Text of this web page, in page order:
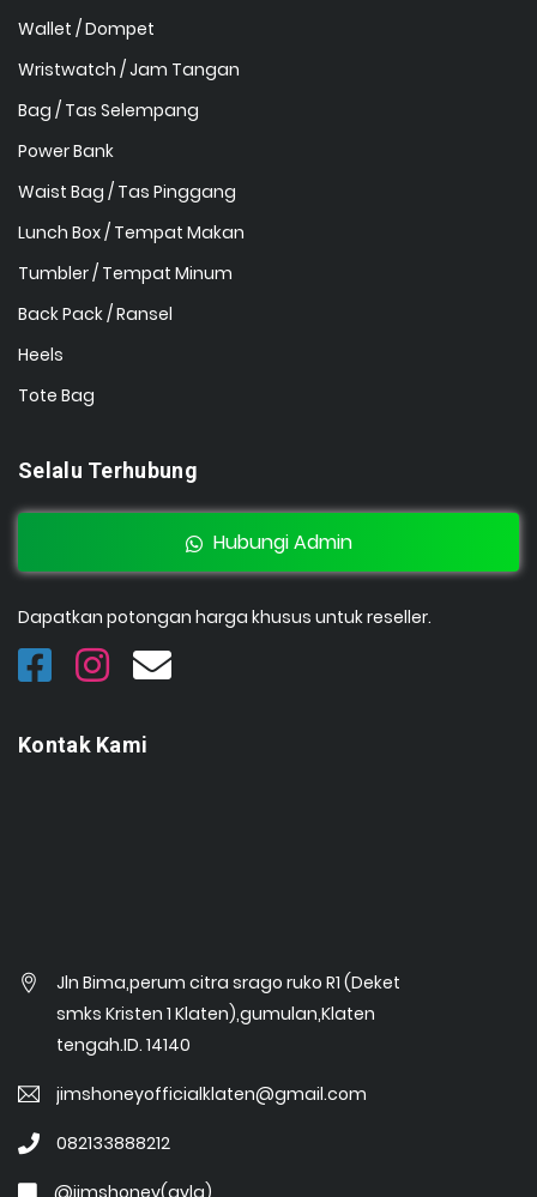
Wallet / Dompet
Wristwatch / Jam Tangan
Bag / Tas Selempang
Power Bank
Waist Bag / Tas Pinggang
Lunch Box / Tempat Makan
Tumbler / Tempat Minum
Back Pack / Ransel
Heels
Tote Bag
Selalu Terhubung
Hubungi Admin
Dapatkan potongan harga khusus untuk reseller.
Kontak Kami
Jln Bima,perum citra srago ruko R1 (Deket
smks Kristen 1 Klaten),gumulan,Klaten
tengah.ID. 14140
jimshoneyofficialklaten@gmail.com
082133888212